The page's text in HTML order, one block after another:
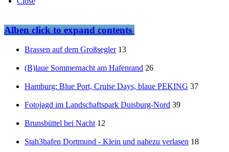
Albenclick to expand contents
Brassen auf dem Großsegler 13
(B)laue Sommernacht am Hafenrand 26
Hamburg: Blue Port, Cruise Days, blaue PEKING 37
Fotojagd im Landschaftspark Duisburg-Nord 39
Brunsbüttel bei Nacht 12
Stah3hafen Dortmund - Klein und nahezu verlasen 18